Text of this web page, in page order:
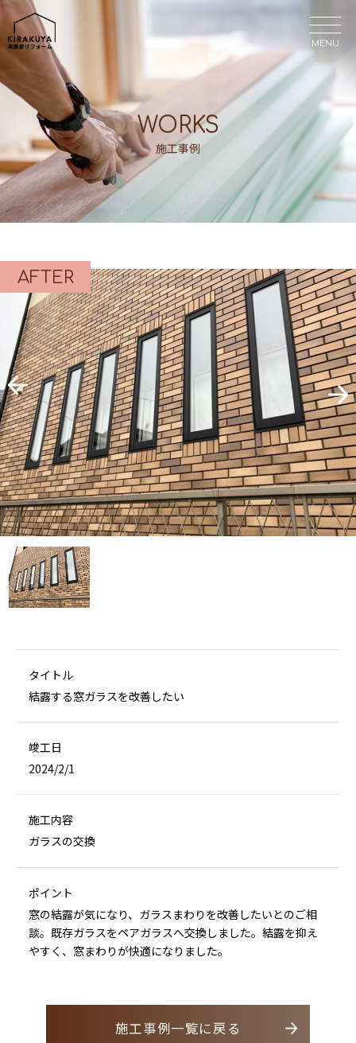
MENU
MENU
WORKS
施工事例
AFTER
タイトル
結露する窓ガラスを改善したい
竣工日
2024/2/1
施工内容
ガラスの交換
ポイント
窓の結露が気になり、ガラスまわりを改善したいとのご相
談。既存ガラスをペアガラスへ交換しました。結露を抑え
やすく、窓まわりが快適になりました。
施工事例一覧に戻る